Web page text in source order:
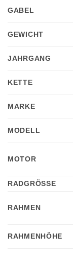
GABEL
GEWICHT
JAHRGANG
KETTE
MARKE
MODELL
MOTOR
RADGRÖSSE
RAHMEN
RAHMENHÖHE